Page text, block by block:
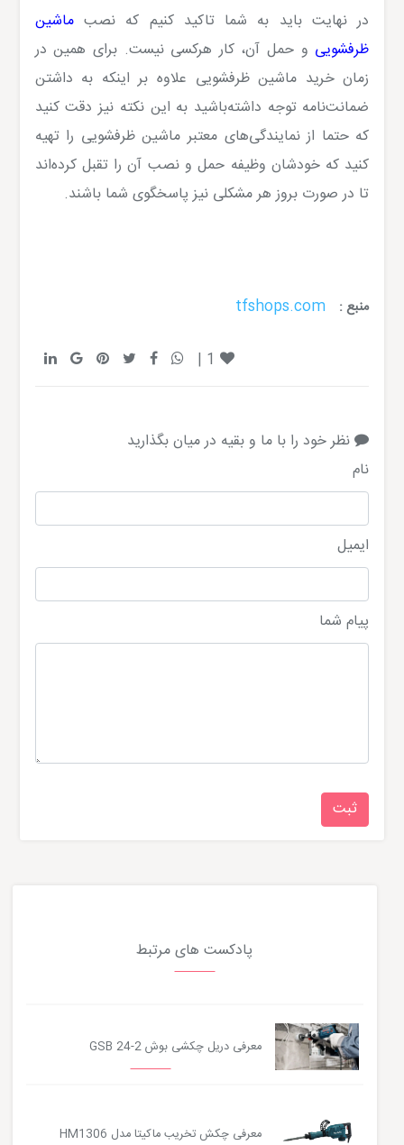
در نهایت باید به شما تاکید کنیم که نصبماشین
ظرفشویی و حمل آن، کار هرکسی نیست. برای همین در
زمان خرید ماشین ظرفشویی علاوه بر اینکه به داشتن
ضمانت‌نامه توجه داشته‌باشید به این نکته نیز دقت کنید
که حتما از نمایندگی‌های معتبر ماشین ظرفشویی را تهیه
کنید که خودشان وظیفه حمل و نصب آن را تقبل کرده‌اند
تا در صورت بروز هر مشکلی نیز پاسخگوی شما باشند.
منبع : tfshops.com
1
|
نظر خود را با ما و بقیه در میان بگذارید
نام
ایمیل
پیام شما
پادکست های مرتبط
معرفی دریل چکشی بوش GSB 24-2
معرفی چکش تخریب ماکیتا مدل HM1306